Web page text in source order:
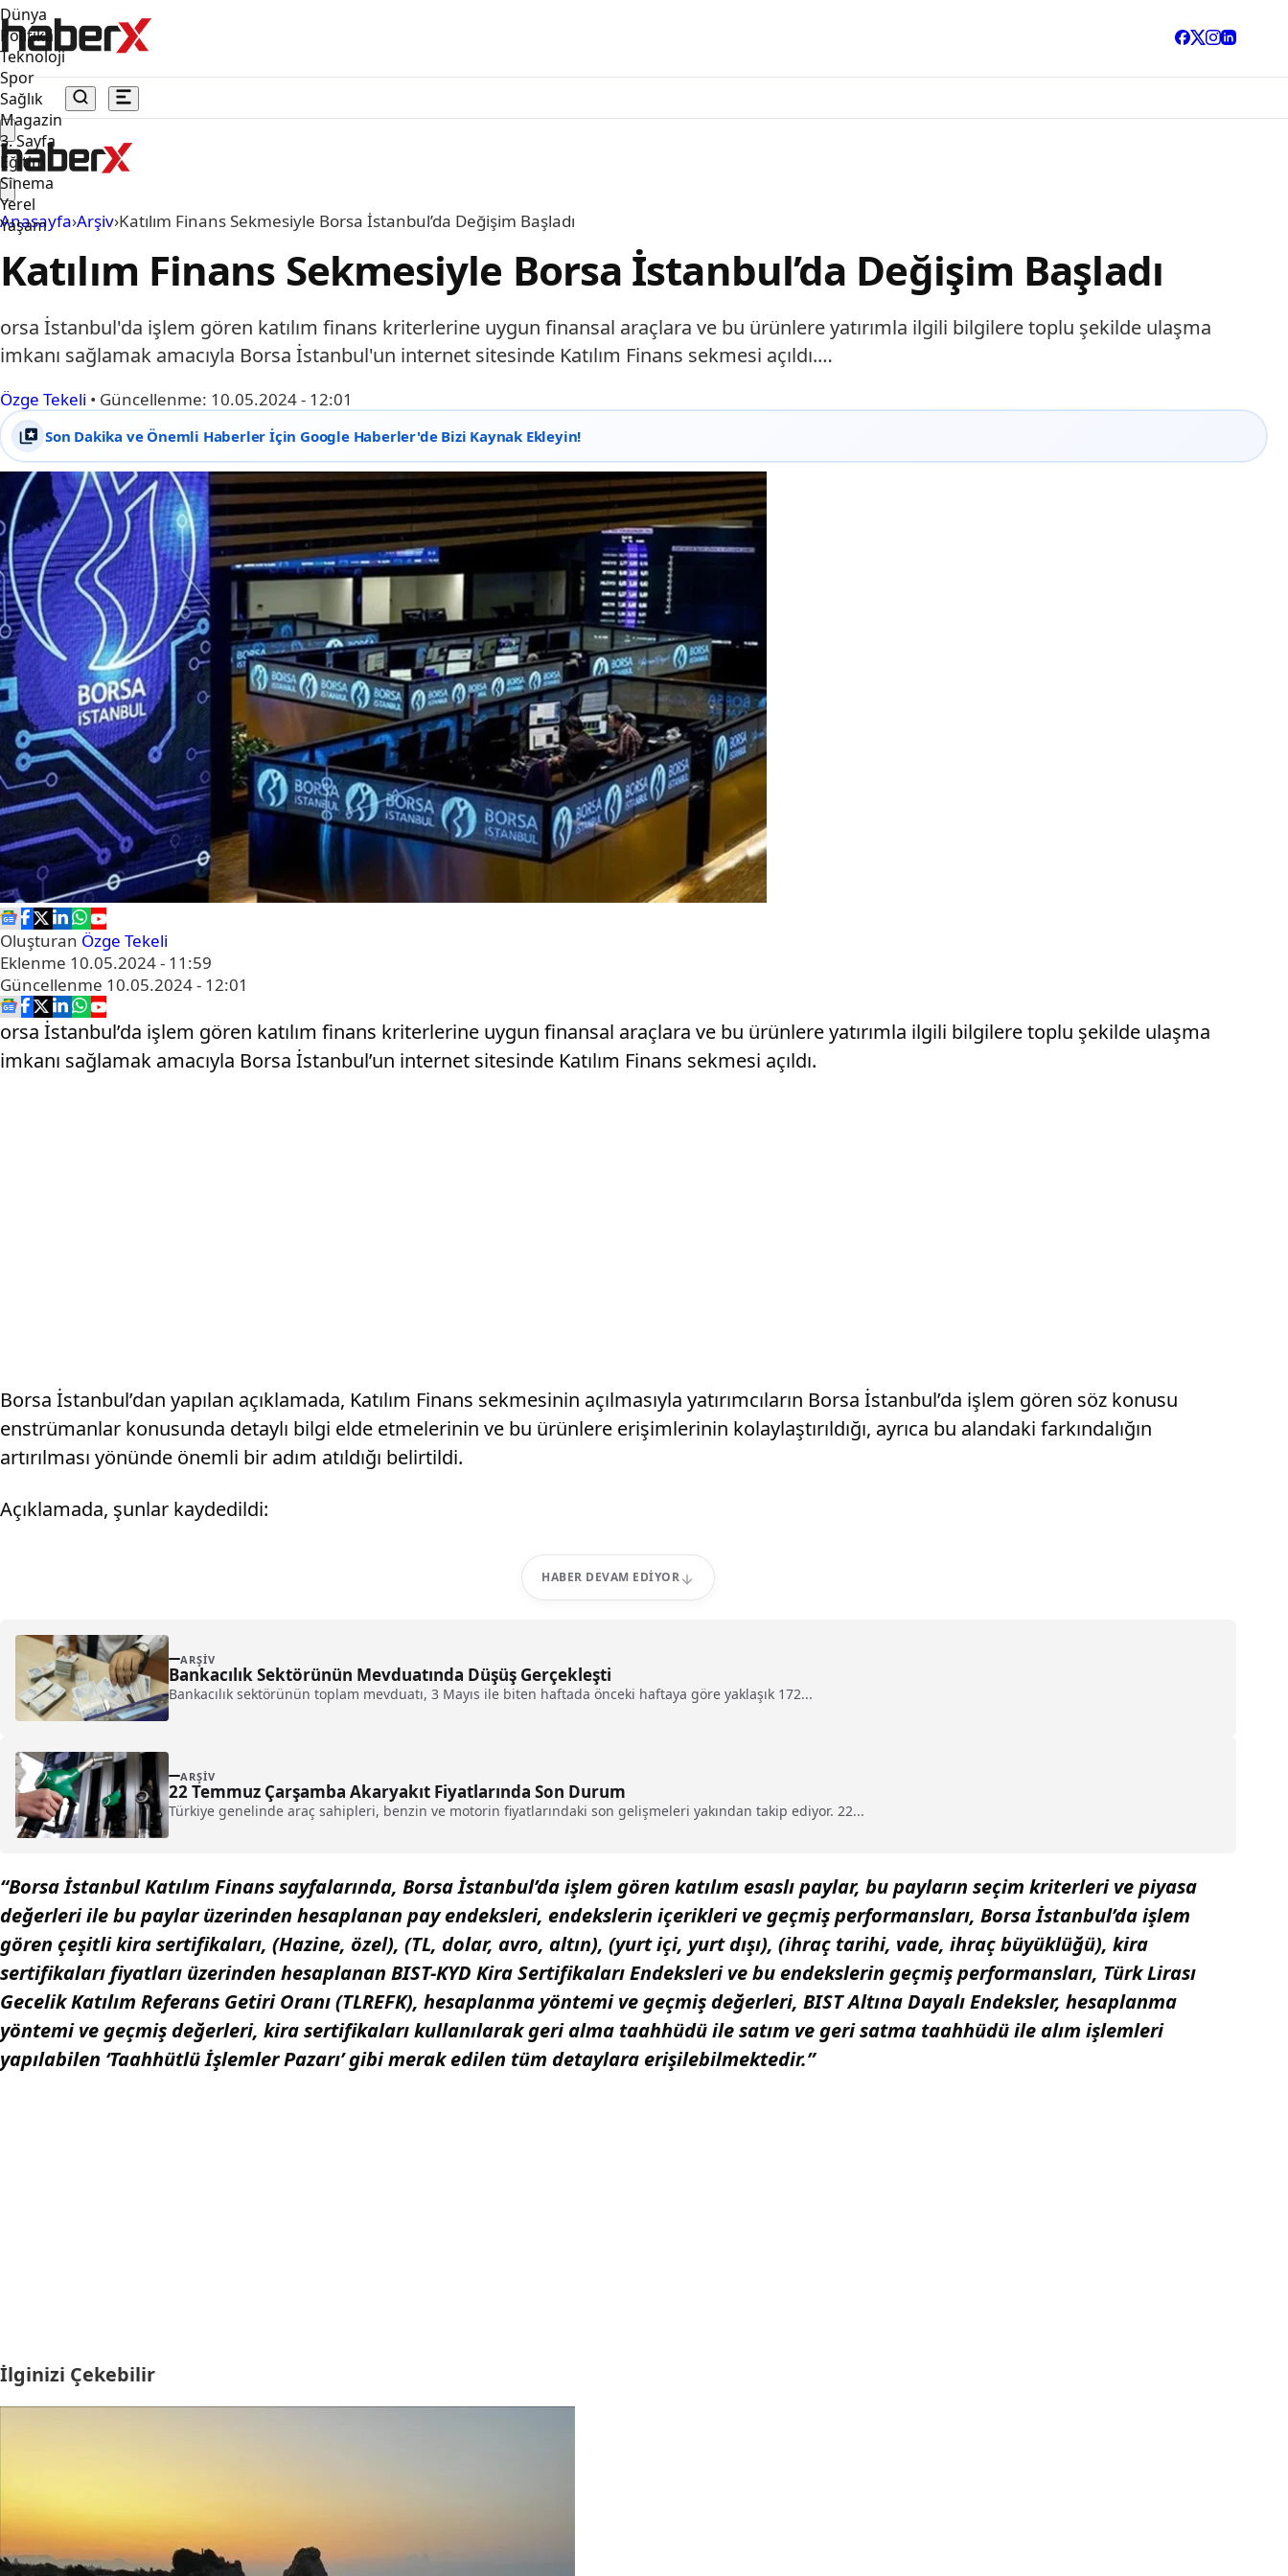
Dünya
Politika
Teknoloji
Spor
Sağlık
Magazin
3. Sayfa
Eğitim
Sinema
Yerel
Yaşam
Anasayfa›Arşiv›Katılım Finans Sekmesiyle Borsa İstanbul’da Değişim Başladı
Katılım Finans Sekmesiyle Borsa İstanbul’da Değişim Başladı
orsa İstanbul'da işlem gören katılım finans kriterlerine uygun finansal araçlara ve bu ürünlere yatırımla ilgili bilgilere toplu şekilde ulaşma
imkanı sağlamak amacıyla Borsa İstanbul'un internet sitesinde Katılım Finans sekmesi açıldı.…
Özge Tekeli • Güncellenme: 10.05.2024 - 12:01
Son Dakika ve Önemli Haberler İçin Google Haberler'de Bizi Kaynak Ekleyin!
Oluşturan Özge Tekeli
Eklenme 10.05.2024 - 11:59
Güncellenme 10.05.2024 - 12:01
orsa İstanbul’da işlem gören katılım finans kriterlerine uygun finansal araçlara ve bu ürünlere yatırımla ilgili bilgilere toplu şekilde ulaşma
imkanı sağlamak amacıyla Borsa İstanbul’un internet sitesinde Katılım Finans sekmesi açıldı.
Borsa İstanbul’dan yapılan açıklamada, Katılım Finans sekmesinin açılmasıyla yatırımcıların Borsa İstanbul’da işlem gören söz konusu
enstrümanlar konusunda detaylı bilgi elde etmelerinin ve bu ürünlere erişimlerinin kolaylaştırıldığı, ayrıca bu alandaki farkındalığın
artırılması yönünde önemli bir adım atıldığı belirtildi.
Açıklamada, şunlar kaydedildi:
HABER DEVAM EDIYOR
ARŞIV
Bankacılık Sektörünün Mevduatında Düşüş Gerçekleşti
Bankacılık sektörünün toplam mevduatı, 3 Mayıs ile biten haftada önceki haftaya göre yaklaşık 172...
ARŞIV
22 Temmuz Çarşamba Akaryakıt Fiyatlarında Son Durum
Türkiye genelinde araç sahipleri, benzin ve motorin fiyatlarındaki son gelişmeleri yakından takip ediyor. 22...
“Borsa İstanbul Katılım Finans sayfalarında, Borsa İstanbul’da işlem gören katılım esaslı paylar, bu payların seçim kriterleri ve piyasa
değerleri ile bu paylar üzerinden hesaplanan pay endeksleri, endekslerin içerikleri ve geçmiş performansları, Borsa İstanbul’da işlem
gören çeşitli kira sertifikaları, (Hazine, özel), (TL, dolar, avro, altın), (yurt içi, yurt dışı), (ihraç tarihi, vade, ihraç büyüklüğü), kira
sertifikaları fiyatları üzerinden hesaplanan BIST-KYD Kira Sertifikaları Endeksleri ve bu endekslerin geçmiş performansları, Türk Lirası
Gecelik Katılım Referans Getiri Oranı (TLREFK), hesaplanma yöntemi ve geçmiş değerleri, BIST Altına Dayalı Endeksler, hesaplanma
yöntemi ve geçmiş değerleri, kira sertifikaları kullanılarak geri alma taahhüdü ile satım ve geri satma taahhüdü ile alım işlemleri
yapılabilen ‘Taahhütlü İşlemler Pazarı’ gibi merak edilen tüm detaylara erişilebilmektedir.”
İlginizi Çekebilir